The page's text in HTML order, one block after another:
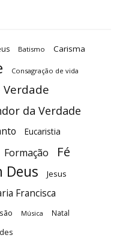
Batismo Carisma
Consagração de vida
Verdade
da Verdade
Eucaristia
Formação Fé
Deus Jesus
Francisca
Música Natal